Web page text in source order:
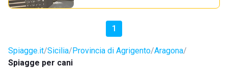
1
Spiagge.it Sicilia Provincia di Agrigento Aragona
Spiagge per cani